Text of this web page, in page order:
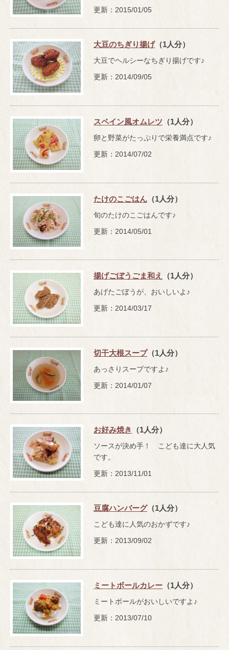
更新：2015/01/05
大豆のちぎり揚げ（1人分）
大豆でヘルシーなちぎり揚げです♪
更新：2014/09/05
スペイン風オムレツ （1人分）
卵と野菜がたっぷりで栄養満点です♪
更新：2014/07/02
たけのこごはん （1人分）
旬のたけのこごはんです♪
更新：2014/05/01
揚げごぼうごま和え （1人分）
あげたごぼうが、おいしいよ♪
更新：2014/03/17
切干大根スープ（1人分）
あっさりスープですよ♪
更新：2014/01/07
お好み焼き （1人分）
ソースが決め手！ こども達に大人気
です。
更新：2013/11/01
豆腐ハンバーグ（1人分）
こども達に人気のおかずです♪
更新：2013/09/02
ミートボールカレー （1人分）
ミートボールがおいしいですよ♪
更新：2013/07/10